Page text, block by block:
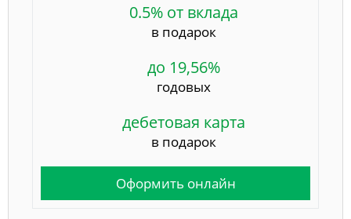
0.5% от вклада
в подарок
до 19,56%
годовых
дебетовая карта
в подарок
Оформить онлайн